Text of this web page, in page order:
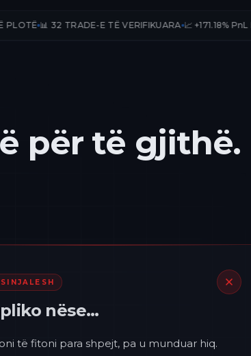
E TË VERIFIKUARA 📈 +171.18% PnL PUBLIK (2026)
për të gjithë.
nëse…
të fitoni para shpejt, pa u munduar hiq.